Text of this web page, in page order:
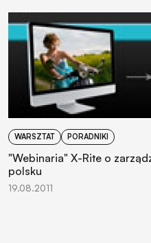
WARSZTAT PORADNIKI
"Webinaria" X-Rite o
polsku
19.08.2011